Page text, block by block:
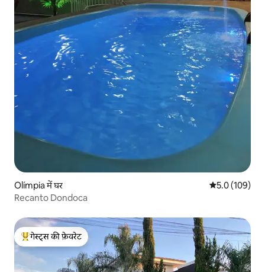
Olímpia में घर औसत रेटिंग 5 में
5.0 (109)
Recanto Dondoca
गेस्ट्स का टॉप फ़ेवरेट
गेस्ट्स की फ़ेवरेट